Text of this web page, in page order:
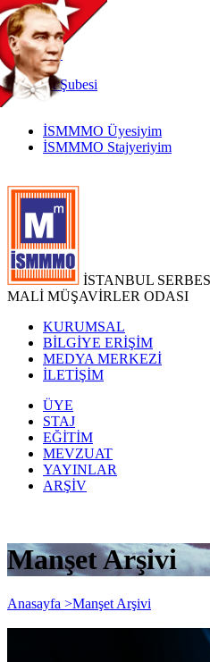
TR
|
EN
İnternetŞubesi
İSMMMO Üyesiyim
İSMMMO Stajyeriyim
İSTANBUL
MALİ MÜŞAVİRLER ODASI
KURUMSAL
BİLGİYE ERİŞİM
MEDYA MERKEZİ
İLETİŞİM
ÜYE
STAJ
EĞİTİM
MEVZUAT
YAYINLAR
ARŞİV
Manşet Arşivi
Anasayfa >Manşet Arşivi